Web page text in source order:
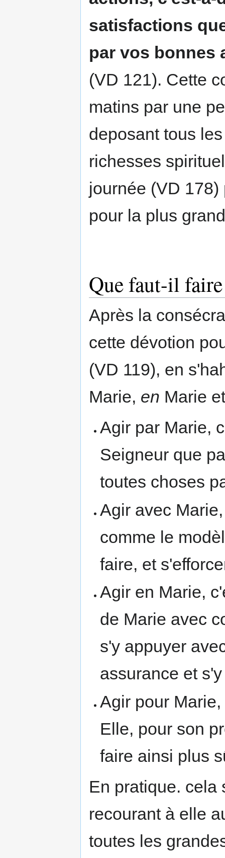
satisfactions
par vos bonnes
(VD 121). Cette
matins par une
deposant tous
richesses
journée (VD
pour la plus
Que faut-il
Après la
cette dévotion
(VD 119), en
Marie, en Marie
Agir par Marie,
Seigneur que
toutes choses
Agir avec
comme le
faire, et
Agir en Marie,
de Marie avec
s'y appuyer
assurance et
Agir pour
Elle, pour son
faire ainsi plus
En pratique. cela
recourant à elle
toutes les